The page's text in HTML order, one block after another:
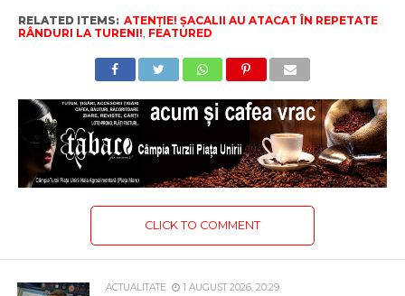
RELATED ITEMS: ATENȚIE! ȘACALII AU ATACAT ÎN REPETATE
RÂNDURI LA TURENI!, FEATURED
CLICK TO COMMENT
ACTUALITATE 1 AUGUST 2026, 20:29